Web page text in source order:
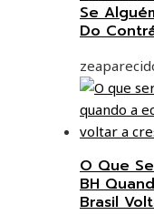
Se
Do
O Que
BH
Brasil